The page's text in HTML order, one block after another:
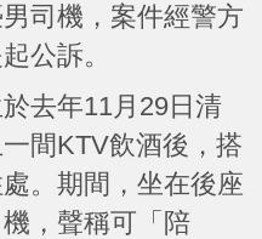
司機，案件經警方
公訴。
去年11月29日清
間KTV飲酒後，搭
。期間，坐在後座
，聲稱可「陪